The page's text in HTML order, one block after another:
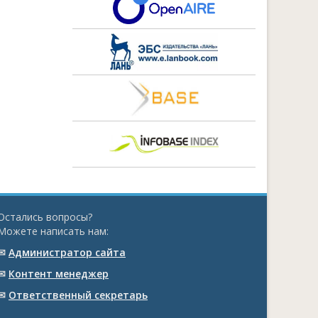
вопросы?
написать нам:
Администратор сайта
Контент менеджер
Ответственный cекретарь